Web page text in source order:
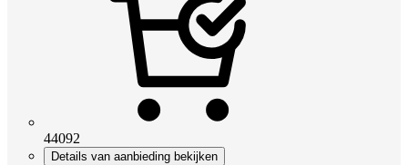
44092
Details van aanbieding bekijken